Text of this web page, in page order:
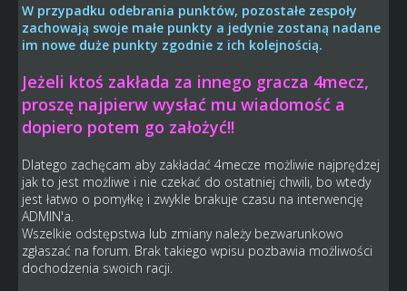
W przypadku odebrania punktów, pozostałe zespoły
zachowają swoje małe punkty a jedynie zostaną nadane
im nowe duże punkty zgodnie z ich kolejnością.
Jeżeli ktoś zakłada za innego gracza 4mecz,
proszę najpierw wysłać mu wiadomość a
dopiero potem go założyć!!
Dlatego zachęcam aby zakładać 4mecze możliwie najprędzej
jak to jest możliwe i nie czekać do ostatniej chwili, bo wtedy
jest łatwo o pomyłkę i zwykle brakuje czasu na interwencję
ADMIN'a.
Wszelkie odstępstwa lub zmiany należy bezwarunkowo
zgłaszać na forum. Brak takiego wpisu pozbawia możliwości
dochodzenia swoich racji.